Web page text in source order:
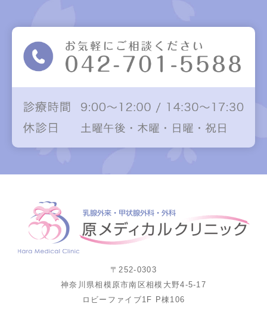
〒252-0303
神奈川県相模原市南区相模大野4-5-17
ロビーファイブ1F P棟106